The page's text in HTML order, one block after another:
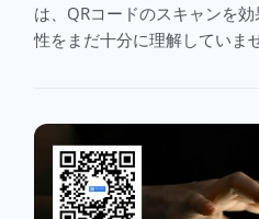
は、QRコードのスキャンを
性をまだ十分に理解していませ